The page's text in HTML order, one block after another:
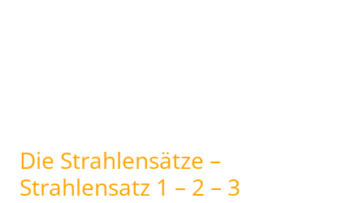
Die Strahlensätze –
Strahlensatz 1 – 2 – 3